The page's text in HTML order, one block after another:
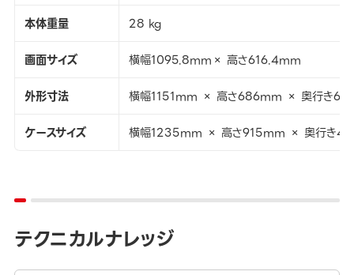
本体重量
28 kg
画面サイズ
横幅1095.8mm× 高さ616.4mm
外形寸法
横幅1151mm × 高さ686mm × 奥行き
ケースサイズ
横幅1235mm × 高さ915mm × 奥行き
テクニカルナレッジ